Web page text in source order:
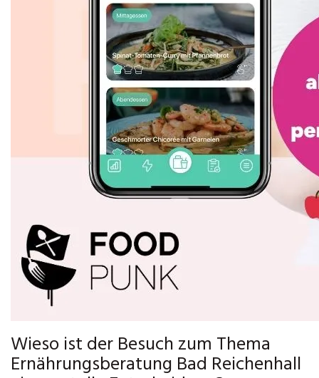
Wieso ist der Besuch zum Thema
Ernährungsberatung Bad Reichenhall